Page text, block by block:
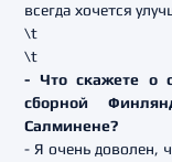
всегда хочется
\t
\t
- Что скажете о
сборной
Салминене?
- Я очень доволен,